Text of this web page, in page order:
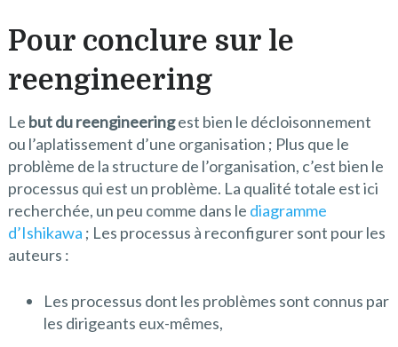
Pour conclure sur le
reengineering
Le but du reengineeringest bien le décloisonnement
ou l’aplatissement d’une organisation ; Plus que le
problème de la structure de l’organisation, c’est bien le
processus qui est un problème. La qualité totale est ici
recherchée, un peu comme dans le diagramme
d’Ishikawa ; Les processus à reconfigurer sont pour les
auteurs :
Les processus dont les problèmes sont connus par
les dirigeants eux-mêmes,